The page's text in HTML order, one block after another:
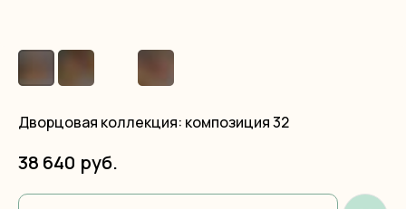
Дворцовая коллекция: композиция 32
38 640 руб.